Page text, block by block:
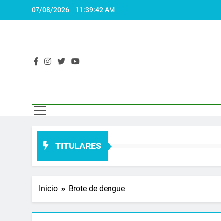
07/08/2026 11:39:43 AM
El
TITULARES
Inicio Brote de dengue